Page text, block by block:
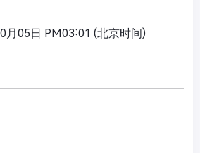
月05日 PM03:01 (北京时间)